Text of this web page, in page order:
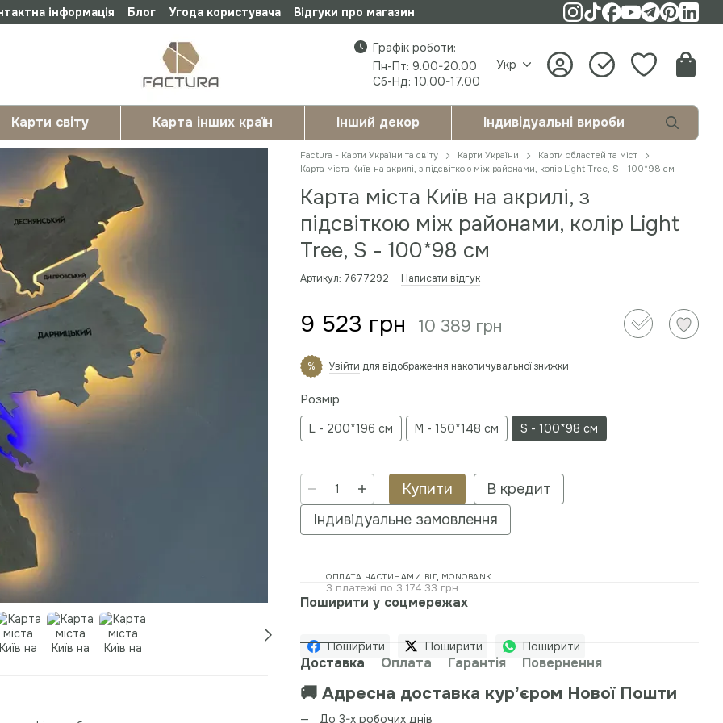
інформація Блог Угода користувача Відгуки про магазин
Графік роботи:
Пн-Пт: 9.00-20.00
Сб-Нд: 10.00-17.00
Укр
Карти світу Карта інших країн Інший декор Індивідуальні вироби
Factura - Карти України та світу Карти України
Карти областей та міст
Карта міста Київ на акрилі, з підсвіткою між районами, колір Light Tree, S - 100*98 см
Карта міста Київ на акрилі, з
підсвіткою між районами, колір Light
Tree, S - 100*98 см
Артикул: 7677292 Написати відгук
9 523 грн 10 389 грн
% Увійти для відображення накопичувальної знижки
Розмір
L - 200*196 см M - 150*148 см S - 100*98 см
Купити
В кредит
Індивідуальне замовлення
ОПЛАТА ЧАСТИНАМИ ВІД MONOBANK
3 платежі по 3 174.33 грн
Поширити у соцмережах
Поширити Поширити Поширити
Доставка Оплата Гарантія Повернення
🚚 Адресна доставка курʼєром Нової Пошти
До 3-х робочих днів